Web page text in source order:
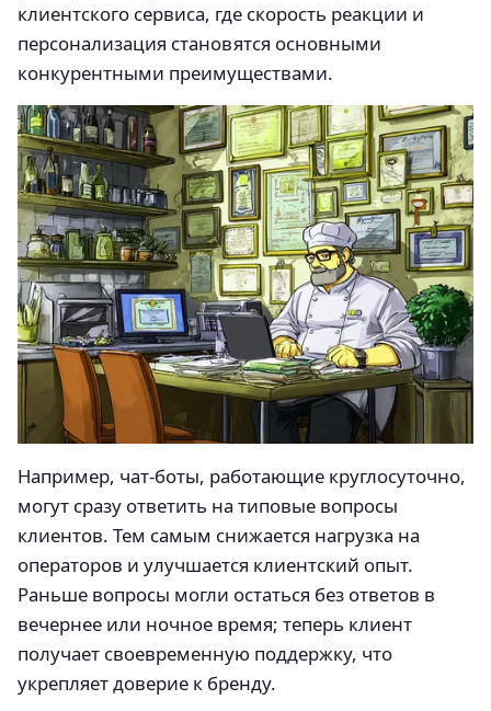
клиентского сервиса, где скорость реакции и
персонализация становятся основными
конкурентными преимуществами.
Например, чат-боты, работающие круглосуточно,
могут сразу ответить на типовые вопросы
клиентов. Тем самым снижается нагрузка на
операторов и улучшается клиентский опыт.
Раньше вопросы могли остаться без ответов в
вечернее или ночное время; теперь клиент
получает своевременную поддержку, что
укрепляет доверие к бренду.